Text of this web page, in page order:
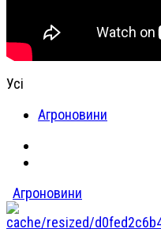
Усі
Агроновини
Агроновини